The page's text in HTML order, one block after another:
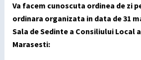
Va facem cunoscuta ordinea de zi
ordinara organizata in data de 31
Sala de Sedinte a Consiliului Local
Marasesti: